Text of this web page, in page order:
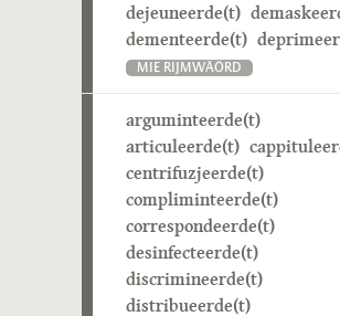
dejeuneerde(t)
dementeerde(t)
MIE RIJMWÄÖRD
arguminteerde(t)
articuleerde(t)
centrifuzjeerde(t)
compliminteerde(t)
correspondeerde(t)
desinfecteerde(t)
discrimineerde(t)
distribueerde(t)